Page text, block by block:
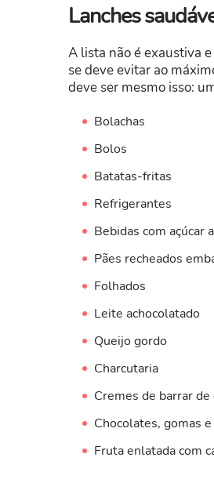
Lanches
A lista não é exaustiva
se deve evitar ao
deve ser mesmo isso:
Bolachas
Bolos
Batatas-fritas
Refrigerantes
Bebidas com açúcar
Pães recheados
Folhados
Leite achocolatado
Queijo gordo
Charcutaria
Cremes de barrar
Chocolates, gomas
Fruta enlatada com